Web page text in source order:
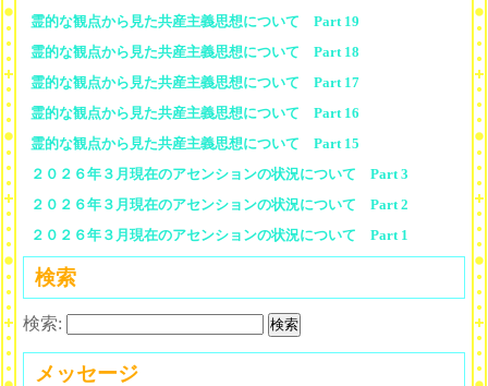
霊的な観点から見た共産主義思想について Part 19
霊的な観点から見た共産主義思想について Part 18
霊的な観点から見た共産主義思想について Part 17
霊的な観点から見た共産主義思想について Part 16
霊的な観点から見た共産主義思想について Part 15
２０２６年３月現在のアセンションの状況について Part 3
２０２６年３月現在のアセンションの状況について Part 2
２０２６年３月現在のアセンションの状況について Part 1
検索
検索:
メッセージ